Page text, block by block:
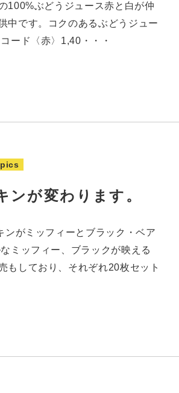
100%ぶどうジュース赤と白が仲
中です。コクのあるぶどうジュー
ード〈赤〉1,40・・・
ンが変わります。
がミッフィーとブラック・ベア
ミッフィー、ブラックが映える
もしており、それぞれ20枚セット